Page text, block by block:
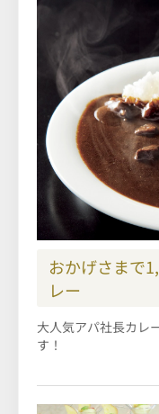
おかげさまで
レー
大人気アパ社長カレ
す！